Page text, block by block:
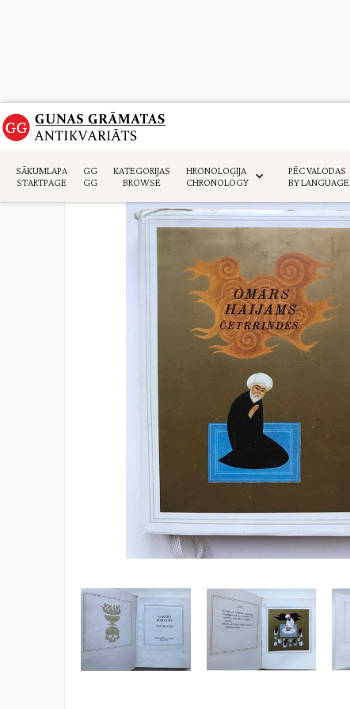
SĀKUMLAPA
STARTPAGE
GG
GG
KATEGORIJAS
BROWSE
HRONOLOĢIJA
CHRONOLOGY
PĒC VALODAS
BY LANGUAGE
Sākumlapa